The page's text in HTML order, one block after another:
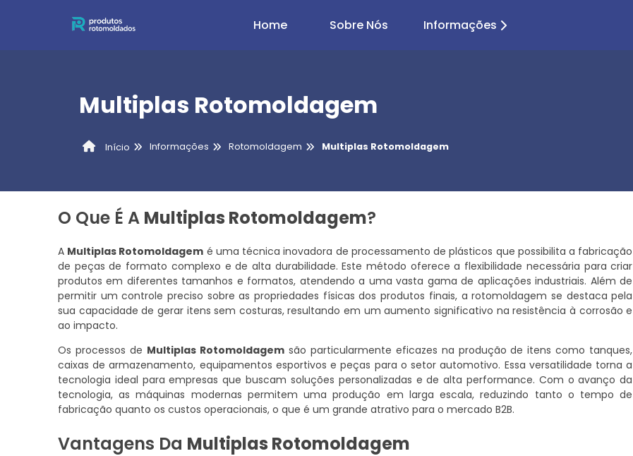
Home Sobre Nós Informações
Multiplas Rotomoldagem
Início Informações Rotomoldagem Multiplas Rotomoldagem
O Que É A Multiplas Rotomoldagem?
A Multiplas Rotomoldagem é uma técnica inovadora de processamento de plásticos que possibilita a fabricação
de peças de formato complexo e de alta durabilidade. Este método oferece a flexibilidade necessária para criar
produtos em diferentes tamanhos e formatos, atendendo a uma vasta gama de aplicações industriais. Além de
permitir um controle preciso sobre as propriedades físicas dos produtos finais, a rotomoldagem se destaca pela
sua capacidade de gerar itens sem costuras, resultando em um aumento significativo na resistência à corrosão e
ao impacto.
Os processos de Multiplas Rotomoldagemsão particularmente eficazes na produção de itens como tanques,
caixas de armazenamento, equipamentos esportivos e peças para o setor automotivo. Essa versatilidade torna a
tecnologia ideal para empresas que buscam soluções personalizadas e de alta performance. Com o avanço da
tecnologia, as máquinas modernas permitem uma produção em larga escala, reduzindo tanto o tempo de
fabricação quanto os custos operacionais, o que é um grande atrativo para o mercado B2B.
Vantagens Da Multiplas Rotomoldagem